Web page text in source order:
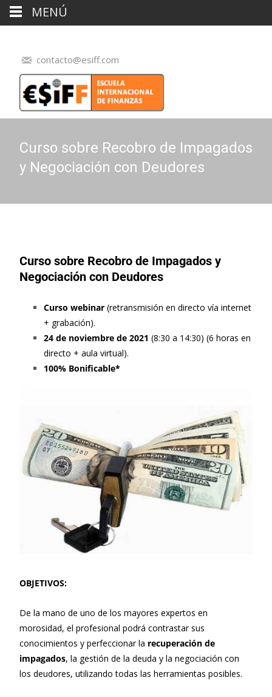
contacto@esiff.com
Curso sobre Recobro de Impagados
y Negociación con Deudores
Curso sobre Recobro de Impagados y
Negociación con Deudores
Curso webinar (retransmisión en directo vía internet
+ grabación).
24 de noviembre de 2021 (8:30 a 14:30) (6 horas en
directo + aula virtual).
100% Bonificable*
OBJETIVOS:
De la mano de uno de los mayores expertos en
morosidad, el profesional podrá contrastar sus
conocimientos y perfeccionar la recuperación de
impagados, la gestión de la deuda y la negociación con
los deudores, utilizando todas las herramientas posibles.
MENÚ